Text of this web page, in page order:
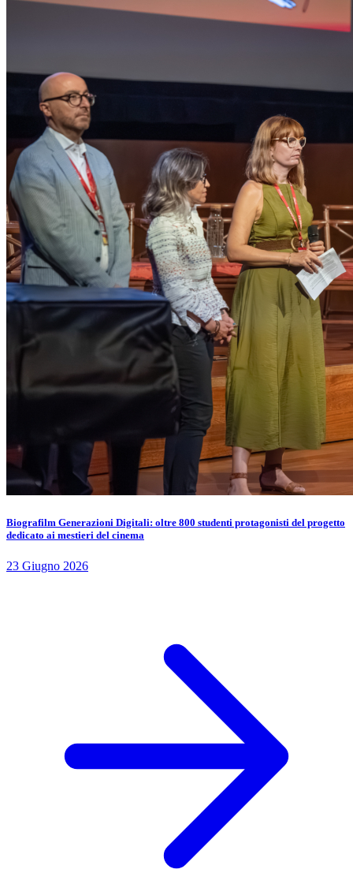
Biografilm Generazioni Digitali: oltre 800 studenti protagonisti del progetto
dedicato ai mestieri del cinema
23 Giugno 2026